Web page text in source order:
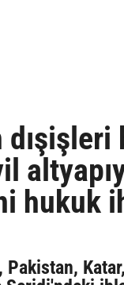
hukuk
Pakistan,